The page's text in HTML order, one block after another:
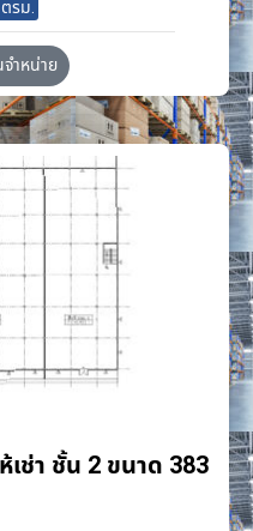
รม.
ำหน่าย
เช่า ชั้น 2 ขนาด 383